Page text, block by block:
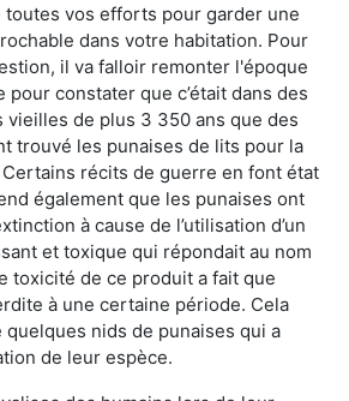
vos efforts pour garder une
dans votre habitation. Pour
il va falloir remonter l'époque
pour constater que c’était dans des
de plus 3 350 ans que des
trouvé les punaises de lits pour la
récits de guerre en font état
également que les punaises ont
à cause de l’utilisation d’un
et toxique qui répondait au nom
toxicité de ce produit a fait que
à une certaine période. Cela
nids de punaises qui a
de leur espèce.